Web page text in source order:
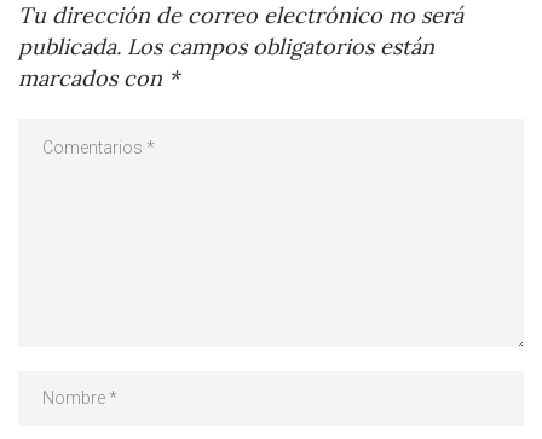
Tu dirección de correo electrónico no será
publicada. Los campos obligatorios están
marcados con *